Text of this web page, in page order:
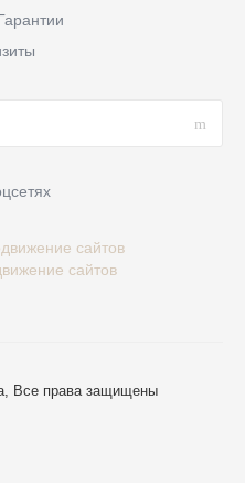
сайтов
Все права защищены